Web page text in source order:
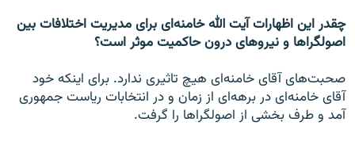
چقدر این اظهارات آیت الله خامنه‌ای برای مدیریت اختلافات بین
اصولگرا‌ها و نیروهای درون حاکمیت موثر است؟
صحبت‌های آقای خامنه‌ای هیچ تاثیری ندارد. برای اینکه خود
آقای خامنه‌ای در برهه‌ای از زمان و در انتخابات ریاست جمهوری
آمد و طرف بخشی از اصولگرا‌ها را گرفت.